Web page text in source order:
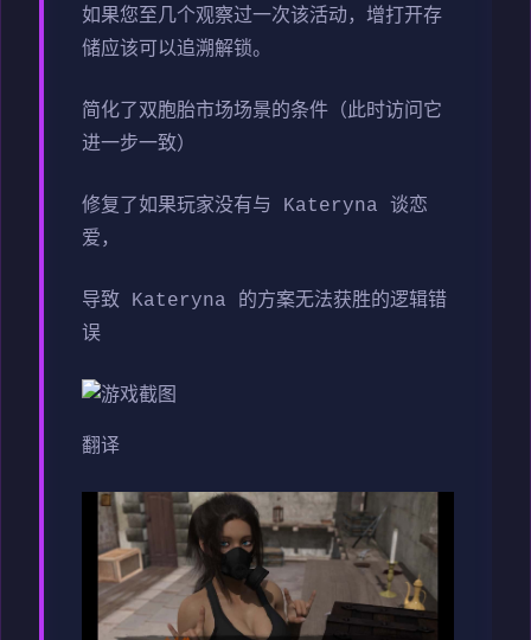
如果您至几个观察过一次该活动，增打开存
储应该可以追溯解锁。
简化了双胞胎市场场景的条件（此时访问它
进一步一致）
修复了如果玩家没有与 Kateryna 谈恋
爱，
导致 Kateryna 的方案无法获胜的逻辑错
误
翻译